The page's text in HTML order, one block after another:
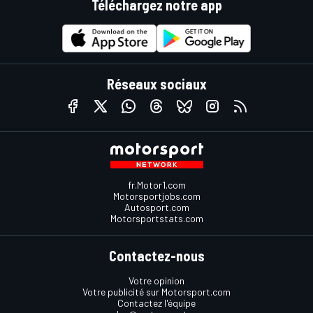
Téléchargez notre app
Réseaux sociaux
fr.Motor1.com
Motorsportjobs.com
Autosport.com
Motorsportstats.com
Contactez-nous
Votre opinion
Votre publicité sur Motorsport.com
Contactez l'équipe